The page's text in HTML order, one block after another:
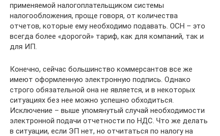
применяемой налогоплательщиком системы
налогообложения, проще говоря, от количества
отчетов, которые ему необходимо подавать. ОСН – это
всегда более «дорогой» тариф, как для компаний, так и
для ИП.
Конечно, сейчас большинство коммерсантов все же
имеют оформленную электронную подпись. Однако
строго обязательной она не является, и в некоторых
ситуациях без нее можно успешно обходиться.
Исключение – выше упомянутый случай необходимости
электронной подачи отчетности по НДС. Что же делать
в ситуации, если ЭП нет, но отчитаться по налогу на